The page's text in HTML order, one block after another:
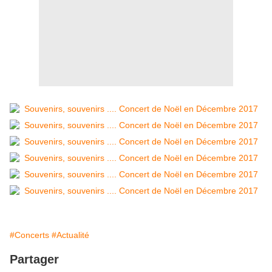
#Concerts #Actualité
Partager